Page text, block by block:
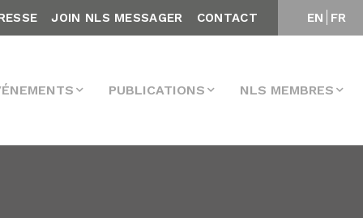
EN FR
JOIN NLS MESSAGER CONTACT
PUBLICATIONS NLS MEMBRES